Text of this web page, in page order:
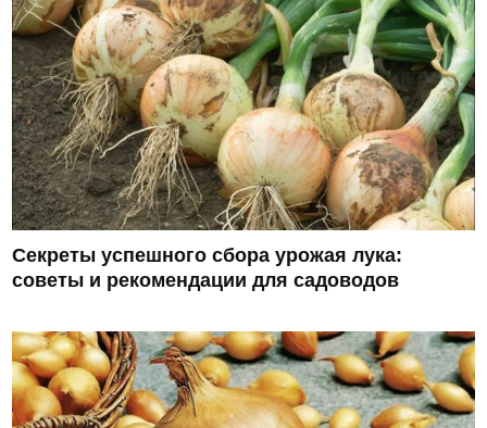
Секреты успешного сбора урожая лука:
советы и рекомендации для садоводов